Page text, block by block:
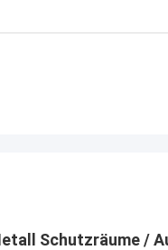
Schutzräume /